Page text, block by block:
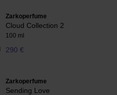
Zarkoperfume
Cloud Collection 2
100 ml
290 €
Zarkoperfume
Sending Love